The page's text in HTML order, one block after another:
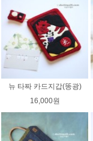
뉴 타짜 카드지갑(똥광)
16,000원